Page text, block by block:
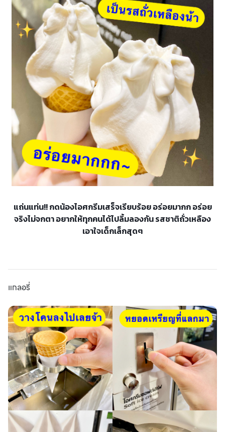
แถ่นแท่น!! กดน้องไอศกรีมเสร็จเรียบร้อย อร่อยมากก อร่อย
จริงไม่จกตา อยากให้ทุกคนได้ไปลิ้มลองกัน รสชาติถั่วเหลือง
เอาใจเด็กเล็กสุดๆ
แกลอรี่